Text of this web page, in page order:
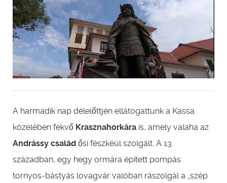
A harmadik nap délelőttjén ellátogattunk a Kassa
közelében fekvő Krasznahorkára is, amely valaha az
Andrássy család ősi fészkéül szolgált. A 13.
században, egy hegy ormára épített pompás
tornyos-bástyás lovagvár valóban rászolgál a „szép